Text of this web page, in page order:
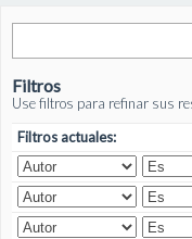
Filtros
Use filtros para refinar sus
Filtros actuales: